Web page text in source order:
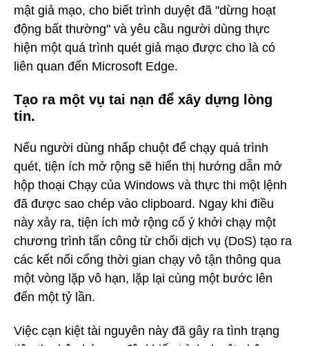
mật giả mạo, cho biết trình duyệt đã "dừng hoạt
động bất thường" và yêu cầu người dùng thực
hiện một quá trình quét giả mạo được cho là có
liên quan đến Microsoft Edge.
Tạo ra một vụ tai nạn để xây dựng lòng
tin.
Nếu người dùng nhấp chuột để chạy quá trình
quét, tiện ích mở rộng sẽ hiển thị hướng dẫn mở
hộp thoại Chạy của Windows và thực thi một lệnh
đã được sao chép vào clipboard. Ngay khi điều
này xảy ra, tiện ích mở rộng cố ý khởi chạy một
chương trình tấn công từ chối dịch vụ (DoS) tạo ra
các kết nối cổng thời gian chạy vô tận thông qua
một vòng lặp vô hạn, lặp lại cùng một bước lên
đến một tỷ lần.
Việc cạn kiệt tài nguyên này đã gây ra tình trạng